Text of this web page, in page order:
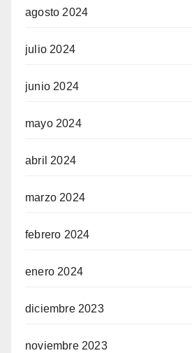
agosto 2024
julio 2024
junio 2024
mayo 2024
abril 2024
marzo 2024
febrero 2024
enero 2024
diciembre 2023
noviembre 2023